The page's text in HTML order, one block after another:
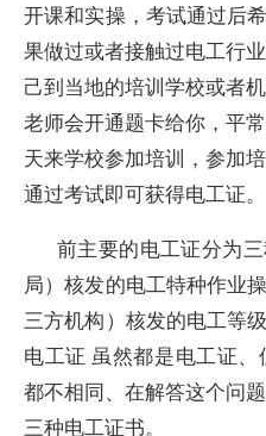
开课和实操，考试通过后
果做过或者接触过电工行
己到当地的培训学校或者
老师会开通题卡给你，平
天来学校参加培训，参加
通过考试即可获得电工证。
前主要的电工证分为
局）核发的电工特种作业
三方机构）核发的电工等
电工证 虽然都是电工证
都不相同、在解答这个问
三种电工证书。